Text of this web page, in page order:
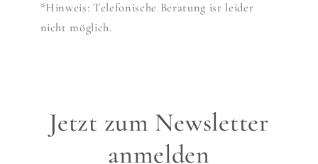
*Hinweis: Telefonische Beratung ist leider
nicht möglich.
Jetzt zum Newsletter
anmelden